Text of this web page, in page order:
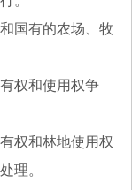
国有的农场、牧
权和使用权争
权和林地使用权
理。